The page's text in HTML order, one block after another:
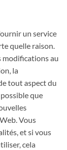
un service
quelle raison.
modifications au
la
tout aspect du
que
Vous
et si vous
cela